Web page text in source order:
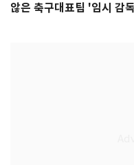
않은 축구대표팀 '임시 감